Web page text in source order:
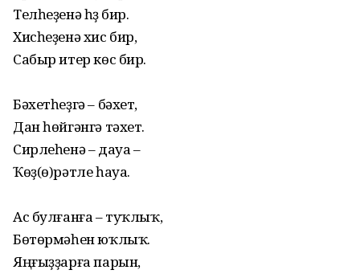
Телһеҙенә һүҙ бир.
Хисһеҙенә хис бир,
Сабыр итер көс бир.
Бәхетһеҙгә – бәхет,
Дан һөйгәнгә тәхет.
Сирлеһенә – дауа –
Ҡөҙ(ө)рәтле һауа.
Ас булғанға – туҡлыҡ,
Бөтөрмәһен юҡлыҡ.
Яңғыҙҙарға парын,